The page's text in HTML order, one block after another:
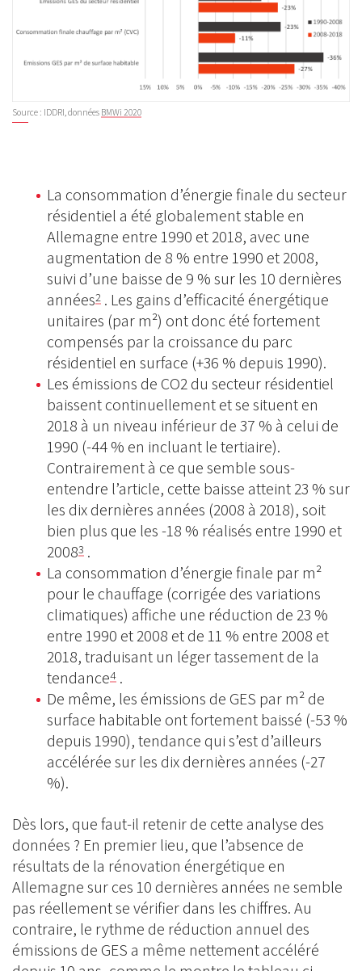
Source : IDDRI, données BMWi 2020
La consommation d’énergie finale du secteur
résidentiel a été globalement stable en
Allemagne entre 1990 et 2018, avec une
augmentation de 8 % entre 1990 et 2008,
suivi d’une baisse de 9 % sur les 10 dernières
années2 . Les gains d’efficacité énergétique
unitaires (par m²) ont donc été fortement
compensés par la croissance du parc
résidentiel en surface (+36 % depuis 1990).
Les émissions de CO2 du secteur résidentiel
baissent continuellement et se situent en
2018 à un niveau inférieur de 37 % à celui de
1990 (-44 % en incluant le tertiaire).
Contrairement à ce que semble sous-
entendre l’article, cette baisse atteint 23 % sur
les dix dernières années (2008 à 2018), soit
bien plus que les -18 % réalisés entre 1990 et
20083 .
La consommation d’énergie finale par m²
pour le chauffage (corrigée des variations
climatiques) affiche une réduction de 23 %
entre 1990 et 2008 et de 11 % entre 2008 et
2018, traduisant un léger tassement de la
tendance4 .
De même, les émissions de GES par m² de
surface habitable ont fortement baissé (-53 %
depuis 1990), tendance qui s’est d’ailleurs
accélérée sur les dix dernières années (-27
%).
Dès lors, que faut-il retenir de cette analyse des
données ? En premier lieu, que l’absence de
résultats de la rénovation énergétique en
Allemagne sur ces 10 dernières années ne semble
pas réellement se vérifier dans les chiffres. Au
contraire, le rythme de réduction annuel des
émissions de GES a même nettement accéléré